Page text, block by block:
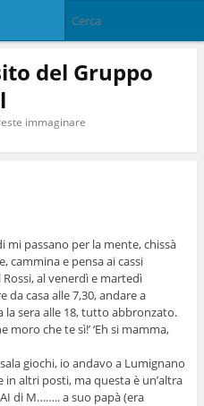
del Gruppo
immaginare
mi passano per la mente, chissà
cammina e pensa ai cassi
al venerdì e martedì
casa alle 7,30, andare a
la sera alle 18, tutto abbronzato.
moro che te sì!’ ‘Eh si mamma,
giochi, io andavo a Lumignano
in altri posti, ma questa è un’altra
di M…….. a suo papà (era